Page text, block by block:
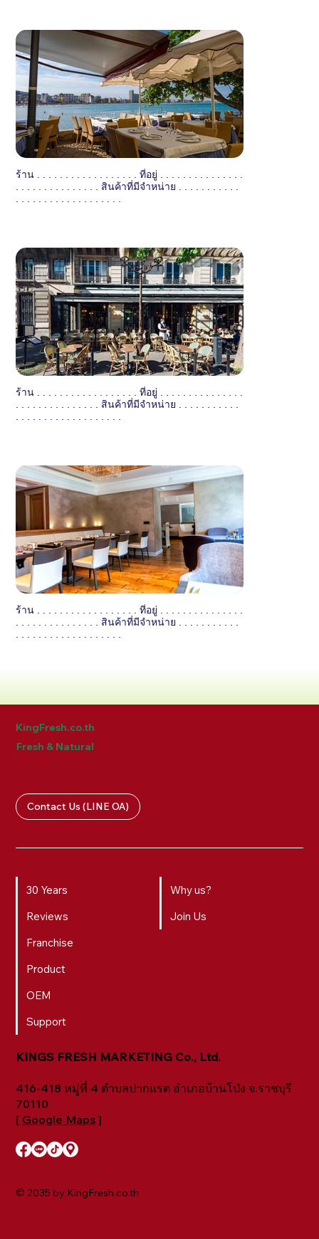
ร้าน . . . . . . . . . . . . . . . . . . ที่อยู่ . . . . . . . . . . . . . . .
. . . . . . . . . . . . . . . สินค้าที่มีจำหน่าย . . . . . . . . . . .
ร้าน . . . . . . . . . . . . . . . . . . ที่อยู่ . . . . . . . . . . . . . . .
. . . . . . . . . . . . . . . สินค้าที่มีจำหน่าย . . . . . . . . . . .
ร้าน . . . . . . . . . . . . . . . . . . ที่อยู่ . . . . . . . . . . . . . . .
. . . . . . . . . . . . . . . สินค้าที่มีจำหน่าย . . . . . . . . . . .
KingFresh.co.th
Fresh & Natural
Contact Us (LINE OA)
KINGS FRESH MARKETING Co., Ltd.
416-418 หมู่ที่ 4 ตำบลปากแรต อำเภอบ้านโป่ง จ.ราชบุรี
70110
[ Google Maps ]
30 Years
Reviews
Franchise
Product
OEM
Support
Why us?
Join Us
© 2035 by KingFresh.co.th